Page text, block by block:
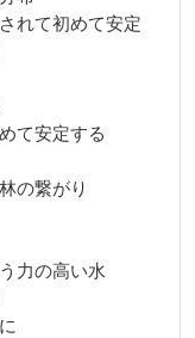
れて初めて安定
て安定する
の繋がり
力の高い水